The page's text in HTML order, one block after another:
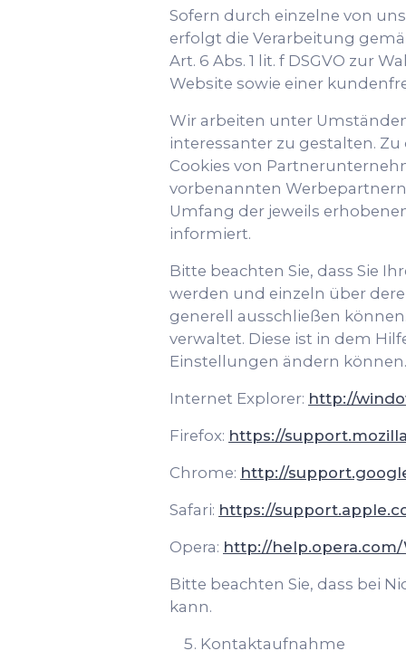
Sofern durch einzelne von
erfolgt die Verarbeitung
Art. 6 Abs. 1 lit. f DSGVO zur
Website sowie einer
Wir arbeiten unter
interessanter zu gestalten.
Cookies von
vorbenannten
Umfang der jeweils
informiert.
Bitte beachten Sie, dass Sie
werden und einzeln über
generell ausschließen
verwaltet. Diese ist in dem
Einstellungen ändern
Internet Explorer: http://
Firefox: https://
Chrome: http://
Safari: https://
Opera: http://
Bitte beachten Sie, dass bei
kann.
Kontaktaufnahme